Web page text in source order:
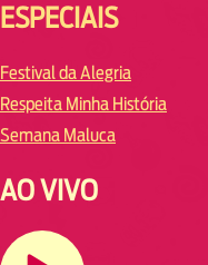
ESPECIAIS
Festival da Alegria
Respeita Minha História
Semana Maluca
AO VIVO